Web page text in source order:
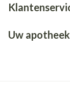
Uw apotheek